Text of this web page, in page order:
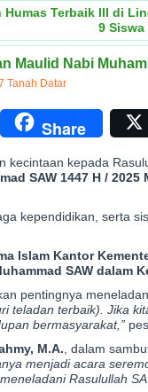
Humas Terbaik III di
9 Siswa
Maulid Nabi
Tanah Datar
Messenger
Share
kepada
SAW 1447 H / 2025
kependidikan, serta
Islam Kantor
SAW dalam
pentingnya
teladan terbaik). Jika
bermasyarakat,”
M.A. , dalam
menjadi acara
Rasulullah